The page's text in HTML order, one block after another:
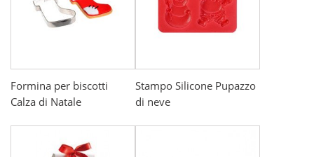
Formina per biscotti
Calza di Natale
Stampo Silicone Pupazzo
di neve